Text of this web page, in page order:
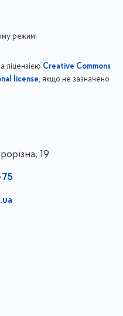
режимі
ліцензією Creative Commons
license, якщо не зазначено
19